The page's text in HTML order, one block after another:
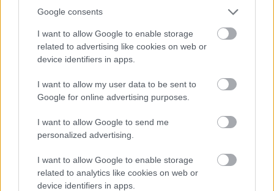
Google consents
I want to allow Google to enable storage
related to advertising like cookies on web or
device identifiers in apps.
I want to allow my user data to be sent to
Google for online advertising purposes.
I want to allow Google to send me
personalized advertising.
I want to allow Google to enable storage
related to analytics like cookies on web or
device identifiers in apps.
Kecskeméten is szakirányú továbbképzésekkel erősít a Gál
Kiemelt fontosságú a Gál Ferenc Egyetem számára a jövőbe
mutató szakmai felkészültség átadása, a folyamatos szakmai
HÍRDETÉS
HÍRDETÉS